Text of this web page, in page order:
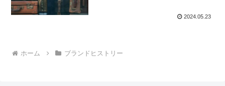
2024.05.23
ホーム ブランドヒストリー